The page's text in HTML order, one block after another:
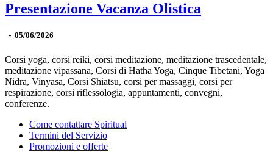
Presentazione Vacanza Olistica
- 05/06/2026
Corsi yoga, corsi reiki, corsi meditazione, meditazione trascedentale,
meditazione vipassana, Corsi di Hatha Yoga, Cinque Tibetani, Yoga
Nidra, Vinyasa, Corsi Shiatsu, corsi per massaggi, corsi per
respirazione, corsi riflessologia, appuntamenti, convegni,
conferenze.
Come contattare Spiritual
Termini del Servizio
Promozioni e offerte